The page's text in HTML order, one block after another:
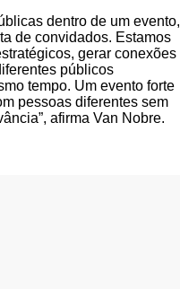
dentro de um evento,
de convidados. Estamos
gerar conexões
públicos
tempo. Um evento forte
pessoas diferentes sem
afirma Van Nobre.